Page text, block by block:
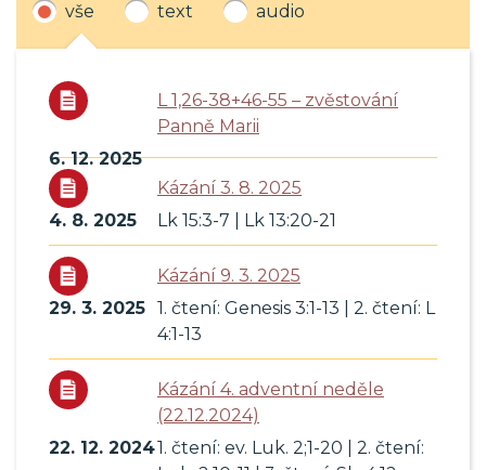
vše text audio
L 1,26-38+46-55 – zvěstování
Panně Marii
6. 12. 2025
Kázání 3. 8. 2025
4. 8. 2025
Lk 15:3-7 | Lk 13:20-21
Kázání 9. 3. 2025
29. 3. 2025 1. čtení: Genesis 3:1-13 | 2. čtení: L
4:1-13
Kázání 4. adventní neděle
(22.12.2024)
22. 12. 20241. čtení: ev. Luk. 2;1-20 | 2. čtení: